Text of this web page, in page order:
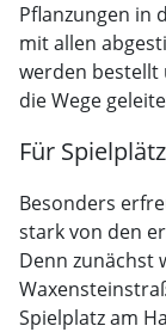
Pflanzungen in
mit allen
werden bestellt
die Wege
Für
Besonders
stark von den
Denn zunächst
Spielplatz am